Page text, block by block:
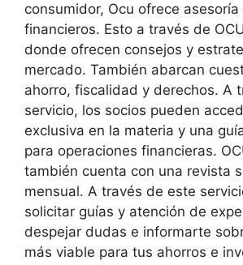
consumidor, Ocu ofrece
financieros. Esto a través de
donde ofrecen consejos y
mercado. También abarcan
ahorro, fiscalidad y derechos. A
servicio, los socios pueden
exclusiva en la materia y una
para operaciones financieras.
también cuenta con una revista
mensual. A través de este
solicitar guías y atención de
despejar dudas e informarte
más viable para tus ahorros e